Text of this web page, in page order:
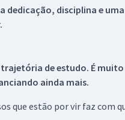
dedicação, disciplina e
de estudo. É
ainda mais.
que estão por vir faz com